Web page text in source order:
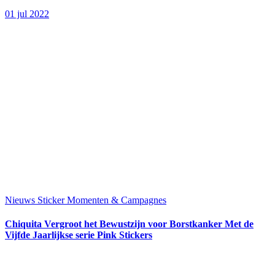
01 jul 2022
Nieuws Sticker Momenten & Campagnes
Chiquita Vergroot het Bewustzijn voor Borstkanker Met de
Vijfde Jaarlijkse serie Pink Stickers